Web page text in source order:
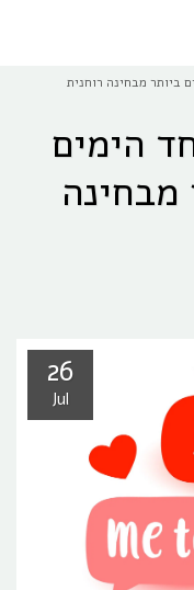
ביותר מבחינה רוחנית
הימים
מבחינה
26
Jul